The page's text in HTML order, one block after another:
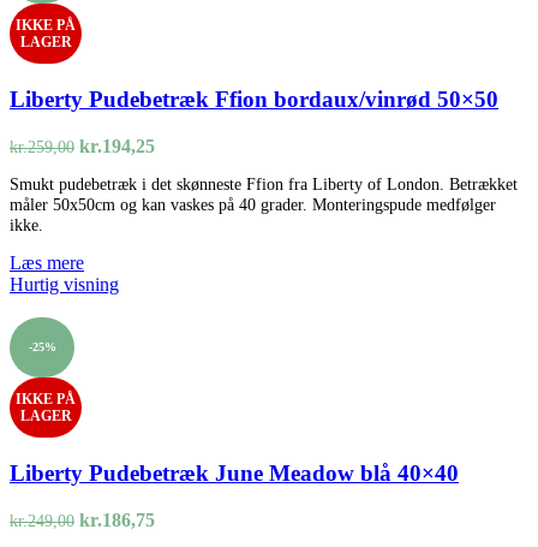
IKKE PÅ
LAGER
Liberty Pudebetræk Ffion bordaux/vinrød 50×50
kr.259,00 Den
pris
var:
kr.194,25Den
pris
er:
Smukt pudebetræk i det skønneste Ffion fra Liberty of London. Betrækket
måler 50x50cm og kan vaskes på 40 grader. Monteringspude medfølger
ikke.
Læs mere
Hurtig visning
-25%
IKKE PÅ
LAGER
Liberty Pudebetræk June Meadow blå 40×40
kr.249,00 Den
kr.186,75Den